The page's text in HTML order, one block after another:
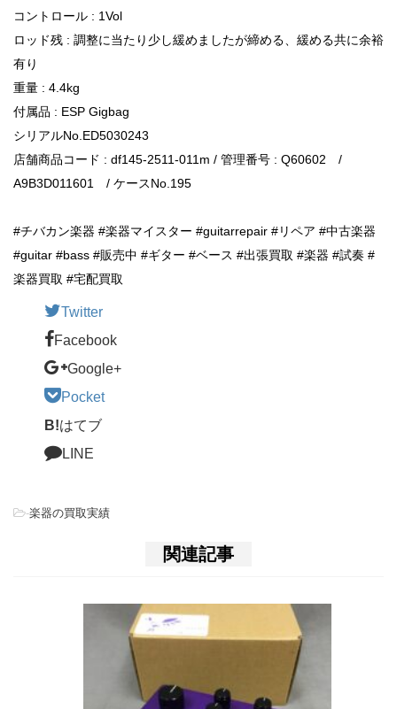
コントロール : 1Vol
ロッド残 : 調整に当たり少し緩めましたが締める、緩める共に余裕
有り
重量 : 4.4kg
付属品 : ESP Gigbag
シリアルNo.ED5030243
店舗商品コード : df145-2511-011m / 管理番号 : Q60602 /
A9B3D011601 / ケースNo.195
#チバカン楽器 #楽器マイスター #guitarrepair #リペア #中古楽器
#guitar #bass #販売中 #ギター #ベース #出張買取 #楽器 #試奏 #
楽器買取 #宅配買取
Twitter
Facebook
Google+
Pocket
B!はてブ
LINE
-楽器の買取実績
関連記事